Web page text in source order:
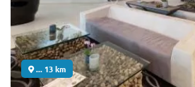
... 13 km